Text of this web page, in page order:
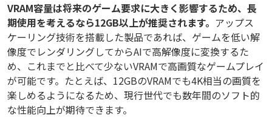
VRAM容量は将来のゲーム要求に大きく影響するため、長
期使用を考えるなら12GB以上が推奨されます。 アップス
ケーリング技術を搭載した製品であれば、ゲームを低い解
像度でレンダリングしてからAIで高解像度に変換するた
め、これまでと比べて少ないVRAMで高画質なゲームプレイ
が可能です。たとえば、12GBのVRAMでも4K相当の画質を
楽しめるようになるため、現行世代でも数年間のソフト的
な性能向上が期待できます。